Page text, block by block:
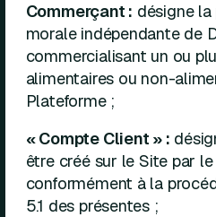
Commerçant : désigne la
morale indépendante de
commercialisant un ou
alimentaires ou non-
Plateforme ;
« Compte Client » :
être créé sur le Site par
conformément à la
5.1 des présentes ;